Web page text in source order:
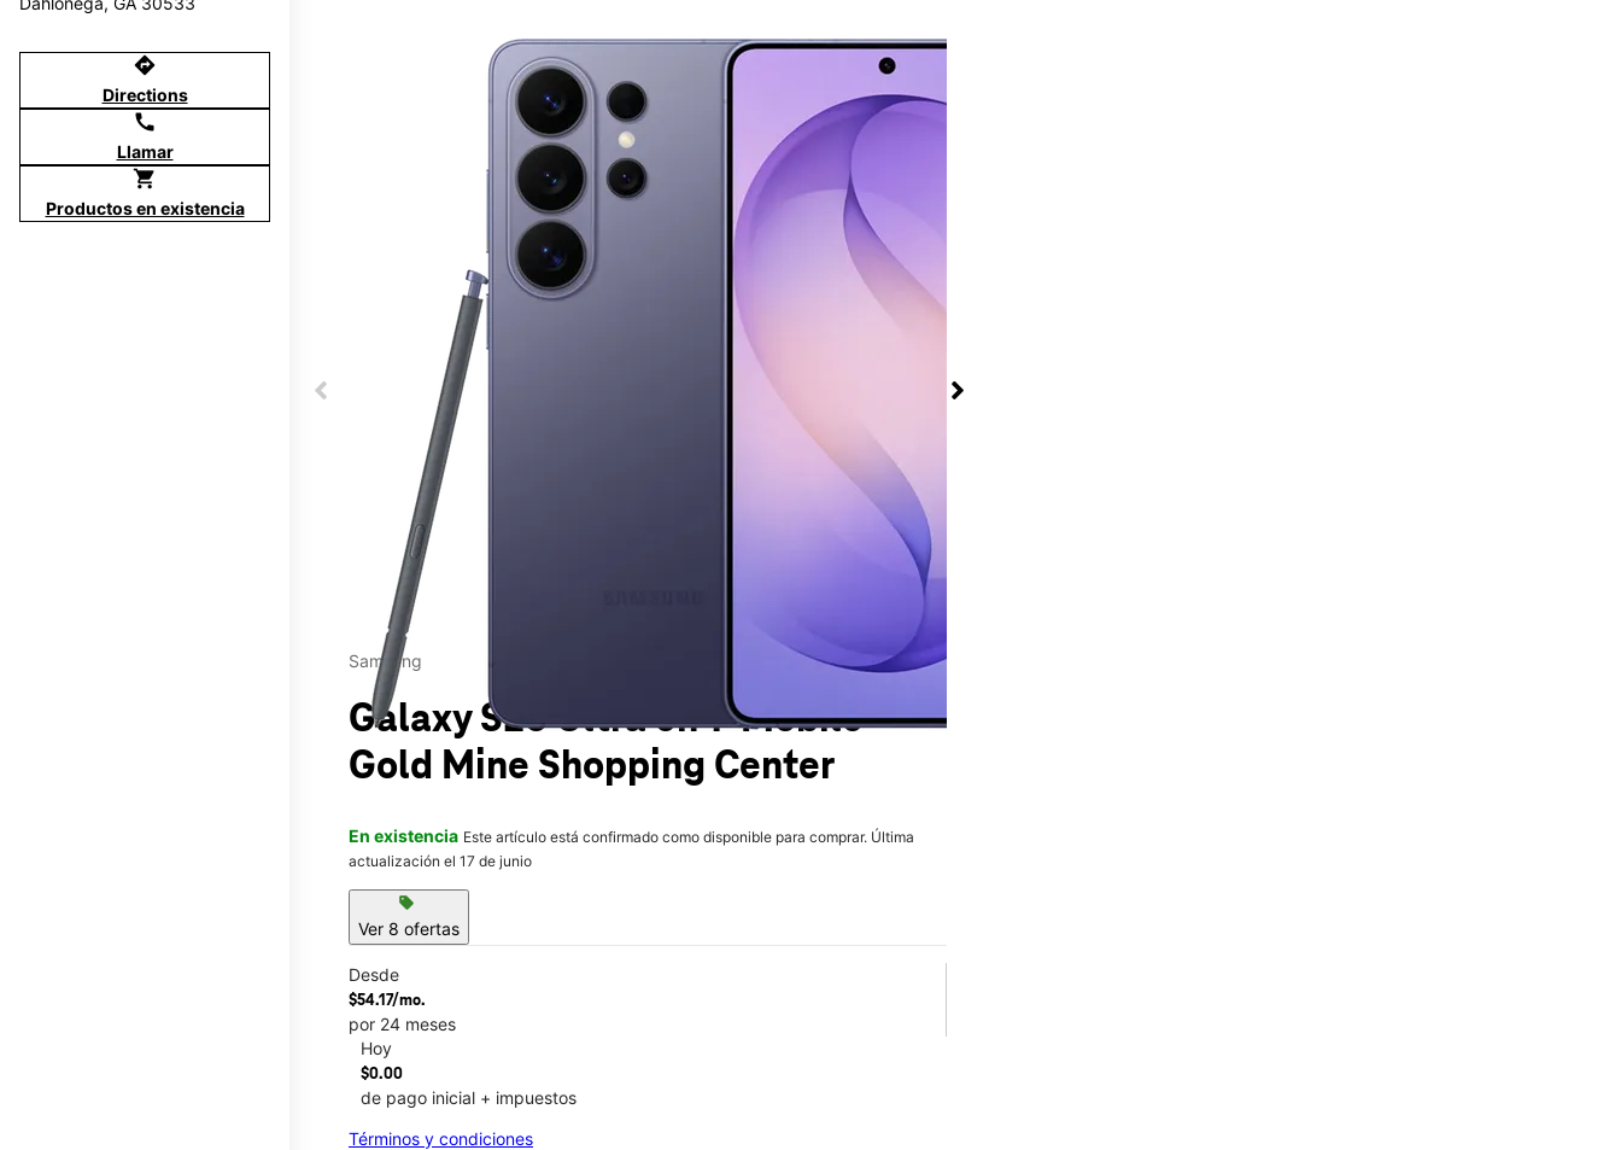
directions
Directions
call
Llamar
shopping_cart
Productos en existencia
This carousel contains a column of small thumbnails. Selecting a thumbnail will change the main image in the carousel that follows. Use the Previous and Next
Samsung
Galaxy S26 Ultraen T-Mobile
Gold Mine Shopping Center
En existencia Este artículo está confirmado como disponible para comprar. Última
actualización el 17 de junio
sell
Ver 8 ofertas
Desde
$54.17/mo.
por 24 meses
Hoy
$0.00
de pago inicial + impuestos
Términos y condiciones